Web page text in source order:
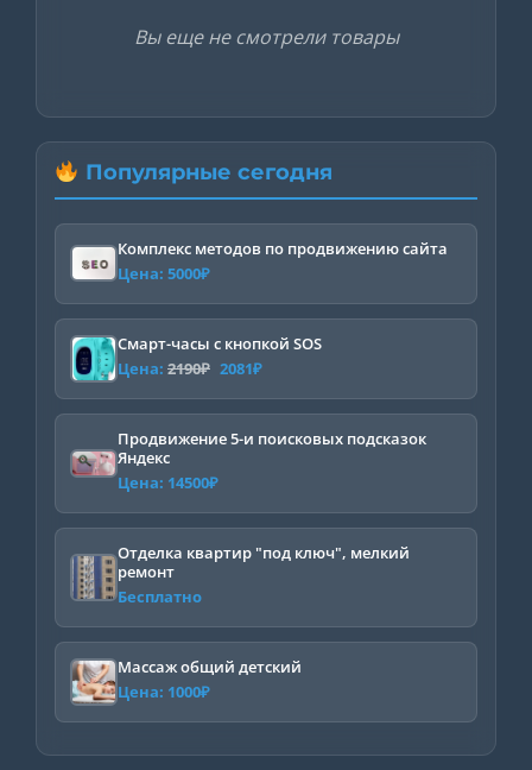
Вы еще не смотрели товары
Популярные сегодня
Комплекс методов по продвижению сайта
Цена: 5000₽
Смарт-часы с кнопкой SOS
Цена: 2190₽ Первоначальная
цена
составляла
2081₽Текущая
цена:
Продвижение 5-и поисковых подсказок
Яндекс
Цена: 14500₽
Отделка квартир "под ключ", мелкий
ремонт
Бесплатно
Массаж общий детский
Цена: 1000₽